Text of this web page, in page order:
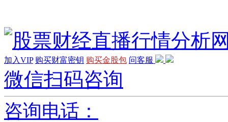
加入VIP 购买财富密钥 购买金股包 问客服
微信扫码咨询
咨询电话：